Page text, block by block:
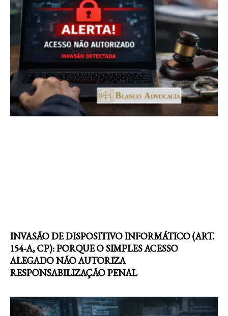
INVASÃO DE DISPOSITIVO INFORMÁTICO (ART.
154-A, CP): PORQUE O SIMPLES ACESSO
ALEGADO NÃO AUTORIZA
RESPONSABILIZAÇÃO PENAL